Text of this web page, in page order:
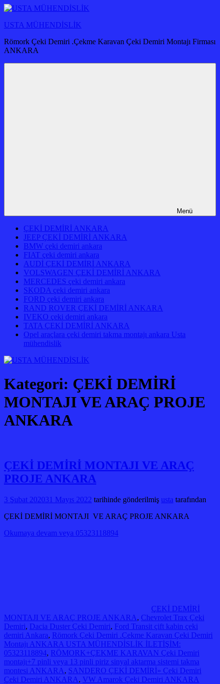
İçeriğe
USTA MÜHENDİSLİK
Römork Çeki Demiri .Çekme Karavan Çeki Demiri Montajı Firması
ANKARA
Menü
ÇEKİ DEMİRİ ANKARA
JEEP ÇEKİ DEMİRİ ANKARA
BMW çeki demiri ankara
FIAT çeki demiri ankara
AUDİ ÇEKİ DEMİRİ ANKARA
VOLSWAGEN ÇEKİ DEMİRİ ANKARA
MERCEDES çeki demiri ankara
SKODA çeki demiri ankara
FORD çeki demiri ankara
RAND ROVER ÇEKİ DEMİRİ ANKARA
IVEKO çeki demiri ankara
TATA ÇEKİ DEMİRİ ANKARA
Opel araçlara çeki demiri takma montajı ankara Usta
mühendislik
Kategori: ÇEKİ DEMİRİ
MONTAJI VE ARAÇ PROJE
ANKARA
ÇEKİ DEMİRİ MONTAJI VE ARAÇ
PROJE ANKARA
3 Şubat 202031 Mayıs 2022 tarihinde gönderilmiş usta tarafından
ÇEKİ DEMİRİ MONTAJI VE ARAÇ PROJE ANKARA
Okumaya devam veya 05323118894
ÇEKİ DEMİRİ
MONTAJI VE ARAÇ PROJE ANKARA, Chevrolet Trax Çeki
Demiri, Dacia Duster Çeki Demiri, Ford Transit çift kabin çeki
demiri Ankara, Römork Çeki Demiri .Çekme Karavan Çeki Demiri
Montajı ANKARA USTA MÜHENDİSLİK İLETİŞİM:
05323118894, RÖMORK+ÇEKME KARAVAN Çeki Demiri
montajı+7 pinli veya 13 pinli piriz sinyal aktarma sistemi takma
montesi ANKARA, SANDERO ÇEKİ DEMİRİ» Çeki Demiri
Çeki Demiri ANKARA, VW Amarok Çeki Demiri ANKARA